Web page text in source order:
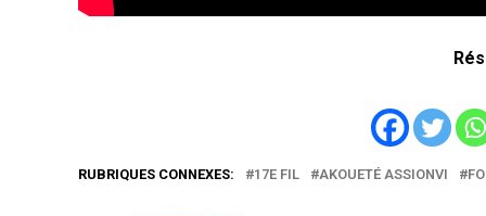
RUBRIQUES CONNEXES: 17E FIL AKOUETÉ ASSIONVI